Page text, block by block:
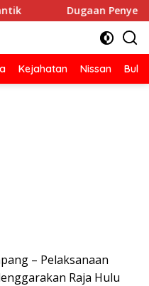
Penyerangan Rumah
Kejahatan Nissan
– Pelaksanaan
Raja Hulu